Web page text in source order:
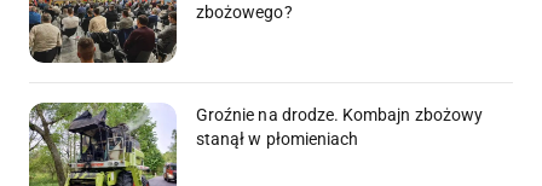
zbożowego?
Groźnie na drodze. Kombajn zbożowy
stanął w płomieniach